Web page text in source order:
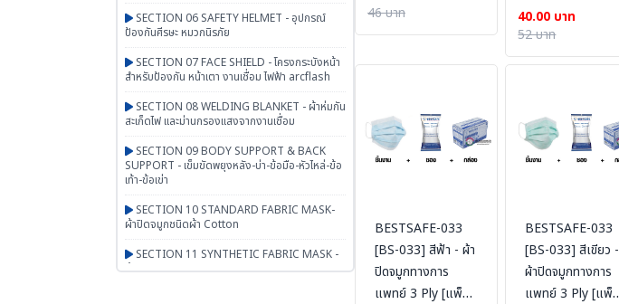
SECTION 06 SAFETY HELMET - อุปกรณ์
ป้องกันศีรษะ หมวกนิรภัย
SECTION 07 FACE SHIELD - โครงกระบังหน้า
สำหรับป้องกัน หน้าเตา งานเชื่อม ไฟฟ้า arcflash
SECTION 08 WELDING BLANKET - ผ้าห่มกัน
สะเก็ดไฟ และม่านกรองแสงจากงานเชื่อม
SECTION 09 BODY SUPPORT & BACK
SUPPORT - เข็มขัดพยุงหลัง-บ่า-ข้อมือ-หัวไหล่-ข้อ
เท้า-ข้อเข่า
SECTION 10 STANDARD FABRIC MASK-
ผ้าปิดจมูกชนิดผ้า Cotton
SECTION 11 SYNTHETIC FABRIC MASK -
ผ้าปิดจมูกเสริมใยสังเคราะห์ UN95 SERIES
46 บาท
40.00 บาท
52 บาท
BESTSAFE-033
[BS-033] สีฟ้า - ผ้า
ปิดจมูกทางการ
แพทย์ 3 Ply [แพ็ค
BESTSAFE-033
[BS-033] สีเขียว -
ผ้าปิดจมูกทางการ
แพทย์ 3 Ply [แพ็ค